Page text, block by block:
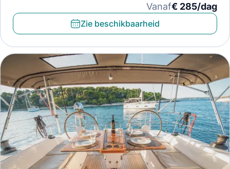
Vanaf€ 285/dag
Zie beschikbaarheid